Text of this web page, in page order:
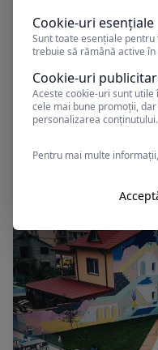
Cookie-uri esențiale
Sunt toate esențiale
trebuie să rămână active
Cookie-uri
Aceste cookie-uri sunt
cele mai bune promoții,
personalizarea conținutului.
Pentru mai multe